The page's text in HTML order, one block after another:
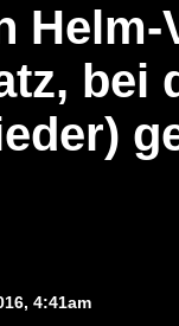
Helm-
bei
4:41am